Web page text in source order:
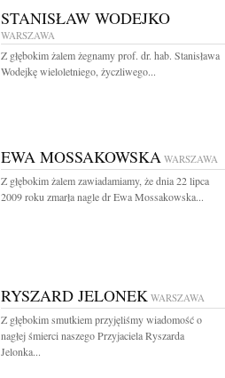
STANISŁAW WODEJKO
WARSZAWA
Z głębokim żalem żegnamy prof. dr. hab. Stanisława
Wodejkę wieloletniego, życzliwego...
EWA MOSSAKOWSKA WARSZAWA
Z głębokim żalem zawiadamiamy, że dnia 22 lipca
2009 roku zmarła nagle dr Ewa Mossakowska...
RYSZARD JELONEK WARSZAWA
Z głębokim smutkiem przyjęliśmy wiadomość o
nagłej śmierci naszego Przyjaciela Ryszarda
Jelonka...